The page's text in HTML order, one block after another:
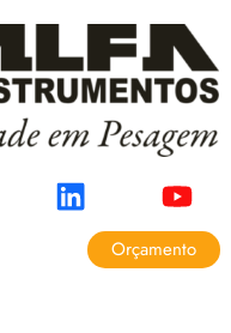
Orçamento